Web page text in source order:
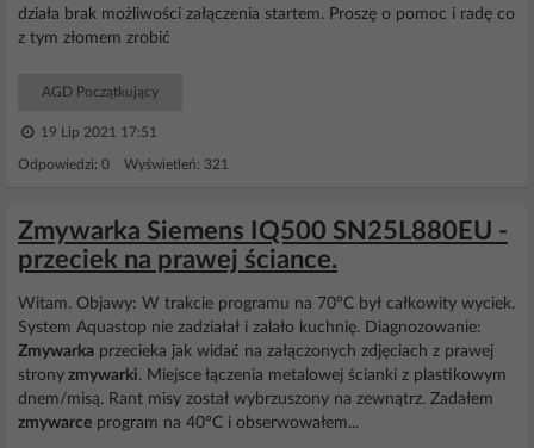
działa brak możliwości załączenia startem. Proszę o pomoc i radę co
z tym złomem zrobić
AGD Początkujący
19 Lip 2021 17:51
Odpowiedzi: 0 Wyświetleń: 321
Zmywarka Siemens IQ500 SN25L880EU -
przeciek na prawej ściance.
Witam. Objawy: W trakcie programu na 70°C był całkowity wyciek.
System Aquastop nie zadziałał i zalało kuchnię. Diagnozowanie:
Zmywarka przecieka jak widać na załączonych zdjęciach z prawej
strony zmywarki. Miejsce łączenia metalowej ścianki z plastikowym
dnem/misą. Rant misy został wybrzuszony na zewnątrz. Zadałem
zmywarce program na 40°C i obserwowałem...